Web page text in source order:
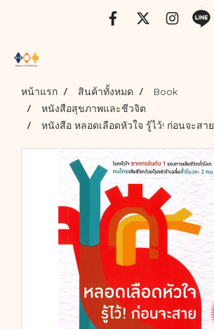
หน้าแรก สินค้าทั้งหมด
Book
หนังสือสุขภาพและชีวจิต
หนังสือ หลอดเลือดหัวใจ รู้ไว้! ก่อนจะสาย